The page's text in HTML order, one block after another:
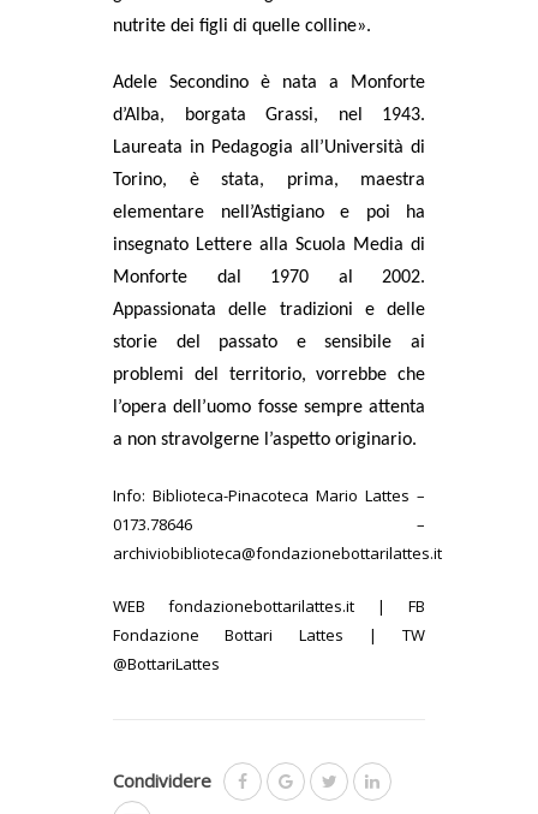
nutrite dei figli di quelle colline».
Adele Secondino è nata a Monforte
d’Alba, borgata Grassi, nel 1943.
Laureata in Pedagogia all’Università di
Torino, è stata, prima, maestra
elementare nell’Astigiano e poi ha
insegnato Lettere alla Scuola Media di
Monforte dal 1970 al 2002.
Appassionata delle tradizioni e delle
storie del passato e sensibile ai
problemi del territorio, vorrebbe che
l’opera dell’uomo fosse sempre attenta
a non stravolgerne l’aspetto originario.
Info: Biblioteca-Pinacoteca Mario Lattes –
0173.78646 –
archiviobiblioteca@fondazionebottarilattes.it
WEB fondazionebottarilattes.it | FB
Fondazione Bottari Lattes | TW
@BottariLattes
Condividere